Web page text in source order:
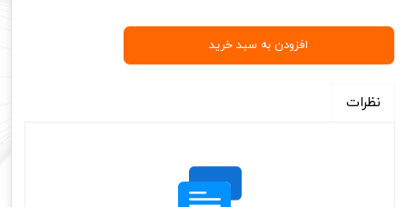
افزودن به سبد خرید
نظرات